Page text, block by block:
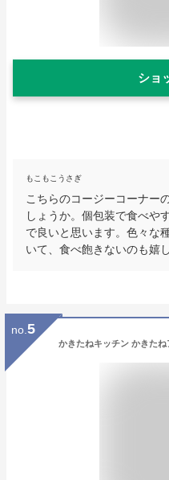
ショ
もこもこうさぎ
こちらのコージーコーナー
しょうか。個包装で食べや
で良いと思います。色々な
いて、食べ飽きないのも嬉
no. 5